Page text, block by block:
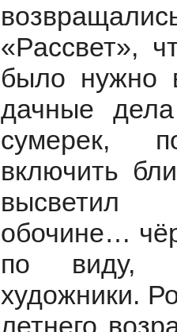
«Рассвет»,
было нужно
дачные
сумерек,
включить
высветил
обочине…
по виду,
художники.
летнего